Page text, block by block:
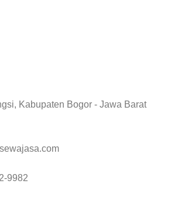
Kabupaten Bogor - Jawa Barat
9982